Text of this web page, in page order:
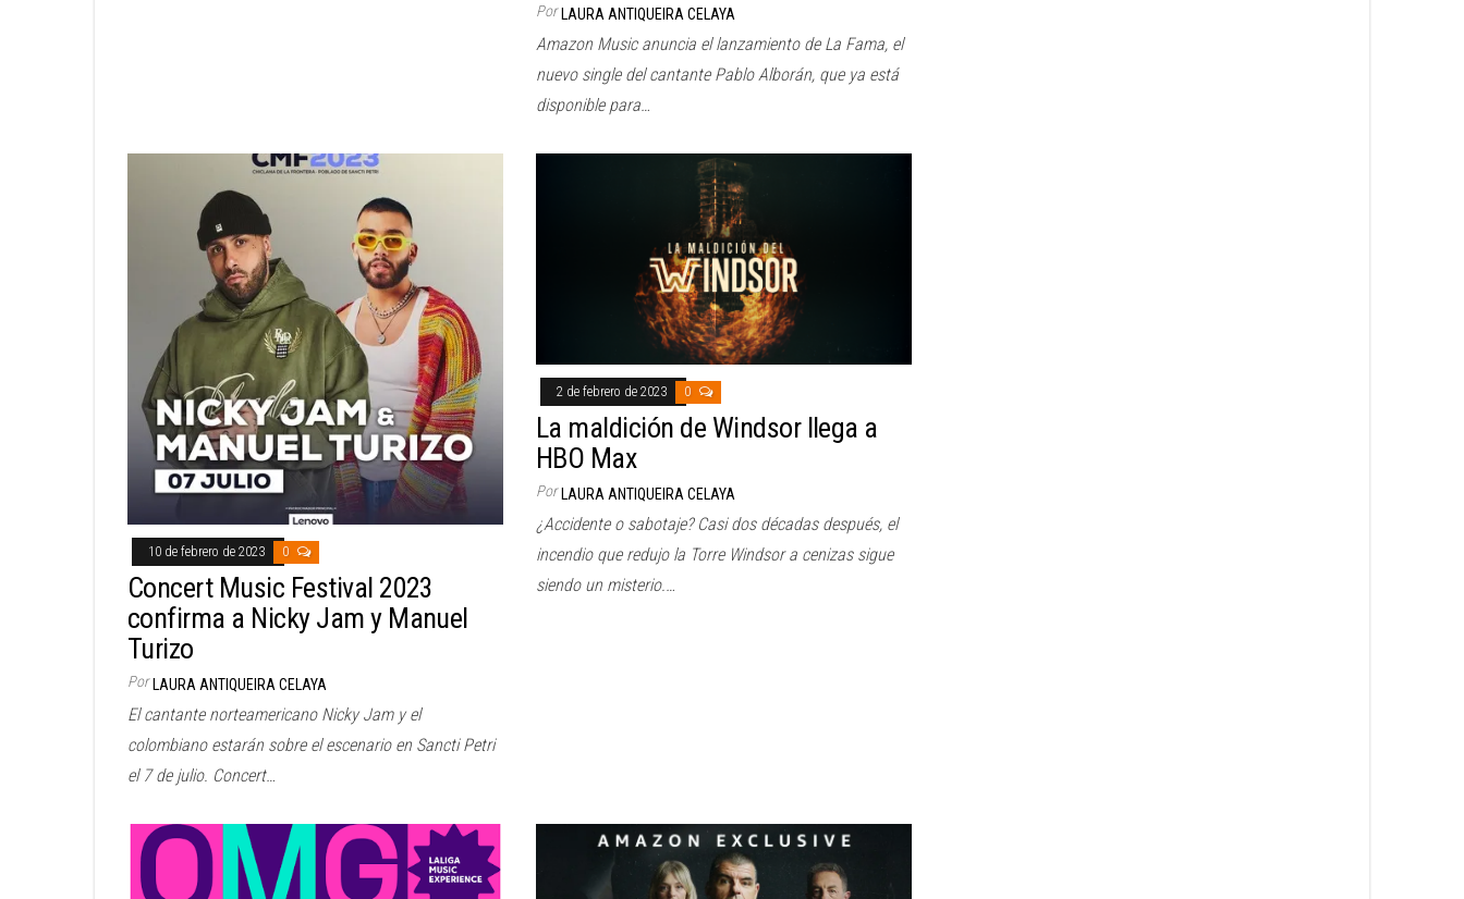
Por LAURA ANTIQUEIRA CELAYA
Amazon Music anuncia el lanzamiento de La Fama, el
nuevo single del cantante Pablo Alborán, que ya está
disponible para…
10 de febrero de 2023 0
Concert Music Festival 2023
confirma a Nicky Jam y Manuel
Turizo
Por LAURA ANTIQUEIRA CELAYA
El cantante norteamericano Nicky Jam y el
colombiano estarán sobre el escenario en Sancti Petri
el 7 de julio. Concert…
2 de febrero de 2023 0
La maldición de Windsor llega a
HBO Max
Por LAURA ANTIQUEIRA CELAYA
¿Accidente o sabotaje? Casi dos décadas después, el
incendio que redujo la Torre Windsor a cenizas sigue
siendo un misterio.…